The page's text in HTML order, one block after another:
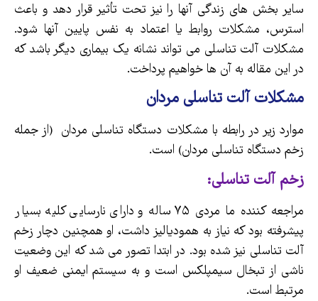
سایر بخش های زندگی آنها را نیز تحت تأثیر قرار دهد و باعث
استرس، مشکلات روابط یا اعتماد به نفس پایین آنها شود.
مشکلات آلت تناسلی می تواند نشانه یک بیماری دیگر باشد که
در این مقاله به آن ها خواهیم پرداخت.
مشکلات آلت تناسلی مردان
موارد زیر در رابطه با مشکلات دستگاه تناسلی مردان (از جمله
زخم دستگاه تناسلی مردان) است.
زخم آلت تناسلی:
مراجعه کننده ما مردی ۷۵ ساله و دارای نارسایی کلیه بسیار
پیشرفته بود که نیاز به همودیالیز داشت، او همچنین دچار زخم
آلت تناسلی نیز شده بود. در ابتدا تصور می شد که این وضعیت
ناشی از تبخال سیمپلکس است و به سیستم ایمنی ضعیف او
مرتبط است.